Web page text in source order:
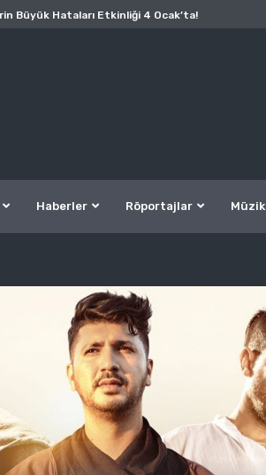
Büyük Hataları Etkinliği 4 Ocak’ta!
Haberler Röportajlar Müzik